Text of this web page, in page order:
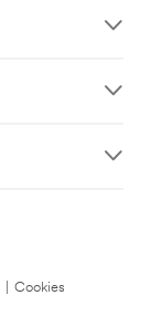
Cookies